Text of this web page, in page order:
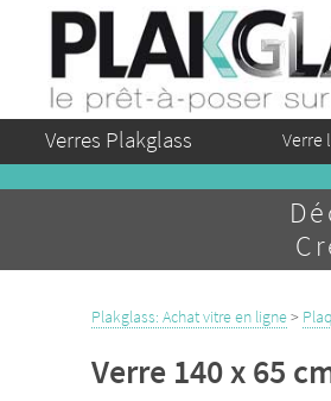
Verres Plakglass Verre
Plakglass: Achat vitre en ligne>
Verre 140 x 65